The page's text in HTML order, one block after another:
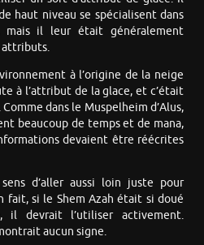
haut niveau se spécialisent dans
mais il leur était généralement
attributs.
à l’origine de la neige
à l’attribut de la glace, et c’était
dans le Muspelheim d’Alus,
beaucoup de temps et de mana,
devaient être réécrites
d’aller aussi loin juste pour
fait, si le Shem Azah était si doué
il devrait l’utiliser activement.
aucun signe.